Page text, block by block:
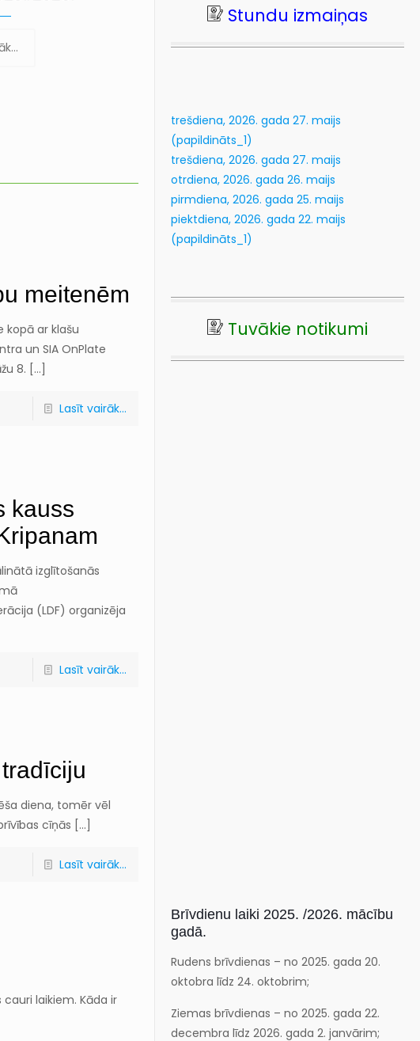
Lasīt vairāk...
meitenēm
kopā ar klašu
un SIA OnPlate
8. […]
Lasīt vairāk...
kauss
izglītošanās
(LDF) organizēja
Lasīt vairāk...
diena, tomēr vēl
cīņās […]
Lasīt vairāk...
cauri laikiem. Kāda ir
Stundu izmaiņas
trešdiena, 2026. gada 27. maijs
(papildināts_1)
trešdiena, 2026. gada 27. maijs
otrdiena, 2026. gada 26. maijs
pirmdiena, 2026. gada 25. maijs
piektdiena, 2026. gada 22. maijs
(papildināts_1)
Tuvākie notikumi
Brīvdienu laiki 2025. /2026. mācību
gadā.
Rudens brīvdienas – no 2025. gada 20.
oktobra līdz 24. oktobrim;
Ziemas brīvdienas – no 2025. gada 22.
decembra līdz 2026. gada 2. janvārim;